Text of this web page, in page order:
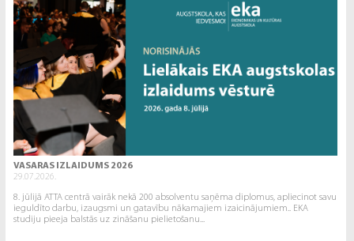
VASARAS IZLAIDUMS 2026
29.07.2026.
8. jūlijā ATTA centrā vairāk nekā 200 absolventu saņēma diplomus, apliecinot savu
ieguldīto darbu, izaugsmi un gatavību nākamajiem izaicinājumiem.. EKA
studiju pieeja balstās uz zināšanu pielietošanu...